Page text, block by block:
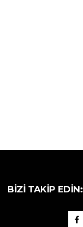
BIZI TAKIP EDIN: